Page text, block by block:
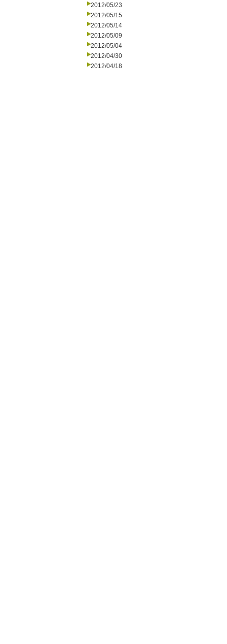
2012/05/23
2012/05/15
2012/05/14
2012/05/09
2012/05/04
2012/04/30
2012/04/18